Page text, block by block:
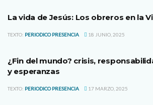
La vida de Jesús: Los obreros en la
TEXTO: PERIODICO PRESENCIA 18 JUNIO, 2025
¿Fin del mundo? crisis,
y esperanzas
TEXTO: PERIODICO PRESENCIA 17 MARZO, 2025